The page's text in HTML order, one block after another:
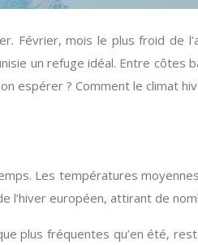
Février, mois le plus froid de
un refuge idéal. Entre côtes
espérer ? Comment le climat
Les températures
européen, attirant de
plus fréquentes qu’en été,